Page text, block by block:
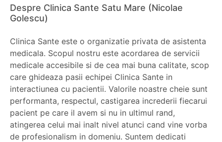
Despre Clinica Sante Satu Mare (Nicolae
Golescu)
Clinica Sante este o organizatie privata de asistenta
medicala. Scopul nostru este acordarea de servicii
medicale accesibile si de cea mai buna calitate, scop
care ghideaza pasii echipei Clinica Sante in
interactiunea cu pacientii. Valorile noastre cheie sunt
performanta, respectul, castigarea increderii fiecarui
pacient pe care il avem si nu in ultimul rand,
atingerea celui mai inalt nivel atunci cand vine vorba
de profesionalism in domeniu. Suntem dedicati